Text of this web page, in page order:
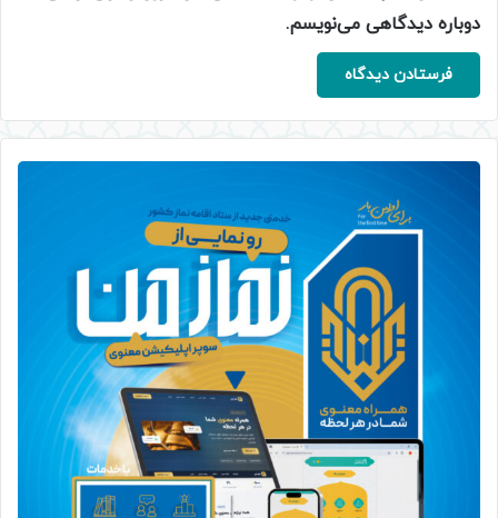
دوباره دیدگاهی می‌نویسم.